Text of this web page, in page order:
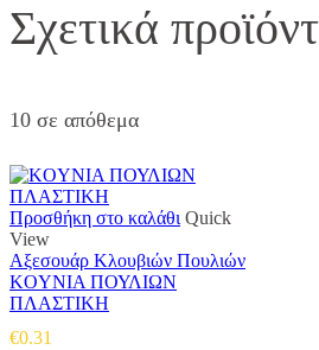
Σχετικά
10 σε απόθεμα
Προσθήκη στο καλάθι Quick
View
Αξεσουάρ Κλουβιών Πουλιών
KOYNIA ΠΟΥΛΙΩΝ
ΠΛΑΣΤΙΚΗ
€0.31